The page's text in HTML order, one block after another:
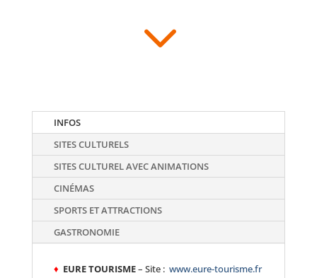
3
INFOS
SITES CULTURELS
SITES CULTUREL AVEC ANIMATIONS
CINÉMAS
SPORTS ET ATTRACTIONS
GASTRONOMIE
♦ EURE TOURISME– Site : www.eure-tourisme.fr